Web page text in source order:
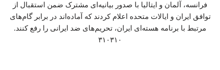
فرانسه، آلمان و ایتالیا با صدور بیانیه‌ای مشترک ضمن استقبال از
توافق ایران و ایالات متحده اعلام کردند که آماده‌اند در برابر گام‌های
مرتبط با برنامه هسته‌ای ایران، تحریم‌های ضد ایرانی را رفع کنند.
۳۱۰۳۱۰